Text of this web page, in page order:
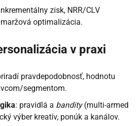
zisk, NRR/CLV
optimalizácia.
v praxi
pravdepodobnosť, hodnotu
segmentom.
: pravidlá a bandity(multi-armed
výber kreatív, ponúk a kanálov.